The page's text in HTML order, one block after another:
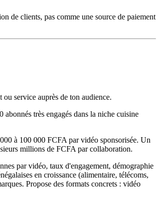
de clients, pas comme une source de paiement
service auprès de ton audience.
très engagés dans la niche cuisine
à 100 000 FCFA par vidéo sponsorisée. Un
millions de FCFA par collaboration.
par vidéo, taux d'engagement, démographie
en croissance (alimentaire, télécoms,
Propose des formats concrets : vidéo